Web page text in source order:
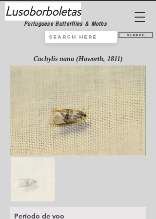
Lusoborboletas
Portuguese Butterflies & Moths
Search
Cochylis nana (Haworth, 1811)
Período de voo